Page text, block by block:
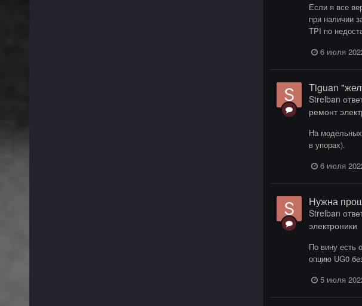
Если я все
при наличии
TPI по
6 июля
Tiguan
Strelban
ремонт
На
в упорах).
6 июля
Нужна
Strelban
электроники
По вину есть
опцию UG0
5 июля